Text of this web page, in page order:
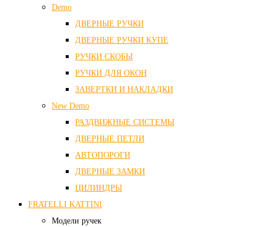
Demo
ДВЕРНЫЕ РУЧКИ
ДВЕРНЫЕ РУЧКИ КУПЕ
РУЧКИ СКОБЫ
РУЧКИ ДЛЯ ОКОН
ЗАВЕРТКИ И НАКЛАДКИ
New Demo
РАЗДВИЖНЫЕ СИСТЕМЫ
ДВЕРНЫЕ ПЕТЛИ
АВТОПОРОГИ
ДВЕРНЫЕ ЗАМКИ
ЦИЛИНДРЫ
FRATELLI KATTINI
Модели ручек